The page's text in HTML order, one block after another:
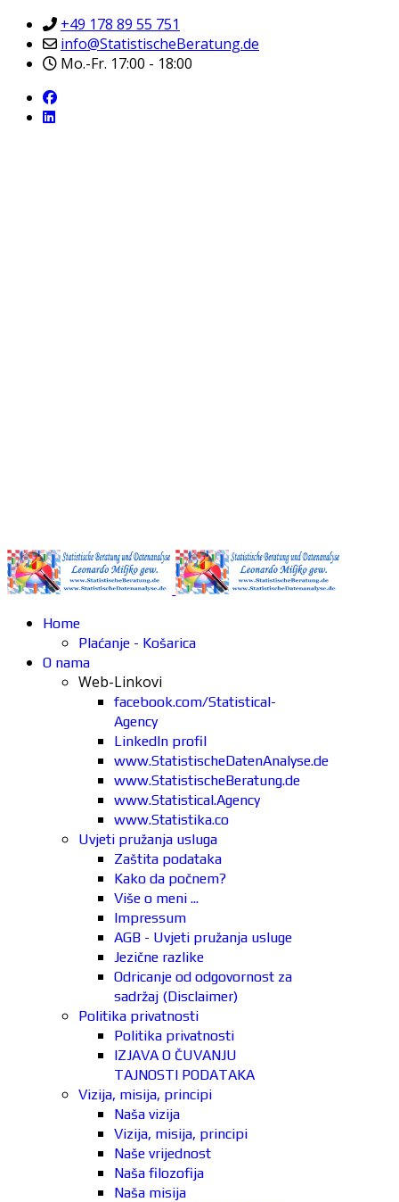
+49 178 89 55 751
info@StatistischeBeratung.de
Mo.-Fr. 17:00 - 18:00
Home
Plaćanje - Košarica
O nama
Web-Linkovi
facebook.com/Statistical-
Agency
LinkedIn profil
www.StatistischeDatenAnalyse.de
www.StatistischeBeratung.de
www.Statistical.Agency
www.Statistika.co
Uvjeti pružanja usluga
Zaštita podataka
Kako da počnem?
Više o meni ...
Impressum
AGB - Uvjeti pružanja usluge
Jezične razlike
Odricanje od odgovornost za
sadržaj (Disclaimer)
Politika privatnosti
Politika privatnosti
IZJAVA O ČUVANJU
TAJNOSTI PODATAKA
Vizija, misija, principi
Naša vizija
Vizija, misija, principi
Naše vrijednost
Naša filozofija
Naša misija